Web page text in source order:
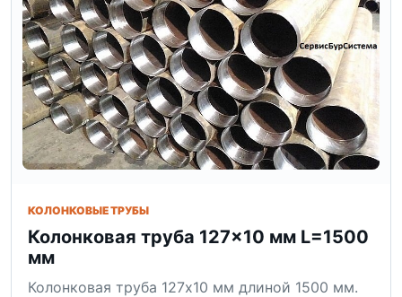
КОЛОНКОВЫЕ ТРУБЫ
Колонковая труба 127×10 мм L=1500
мм
Колонковая труба 127x10 мм длиной 1500 мм.